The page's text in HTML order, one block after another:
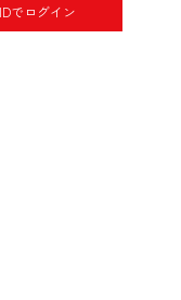
でログイン